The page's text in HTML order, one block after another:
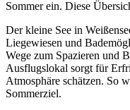
Sommer ein. Diese
Der kleine See in
Liegewiesen und
Wege zum Spazieren und
Ausflugslokal sorgt für
Atmosphäre schätzen. So
Sommerziel.